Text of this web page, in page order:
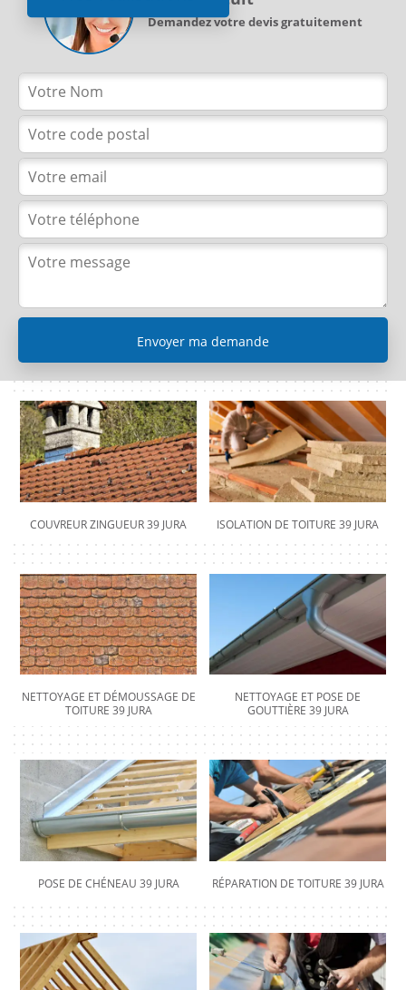
Demandez votre devis gratuitement
COUVREUR ZINGUEUR 39 JURA ISOLATION DE TOITURE 39 JURA
NETTOYAGE ET DÉMOUSSAGE DE
TOITURE 39 JURA
NETTOYAGE ET POSE DE
GOUTTIÈRE 39 JURA
POSE DE CHÉNEAU 39 JURA RÉPARATION DE TOITURE 39 JURA